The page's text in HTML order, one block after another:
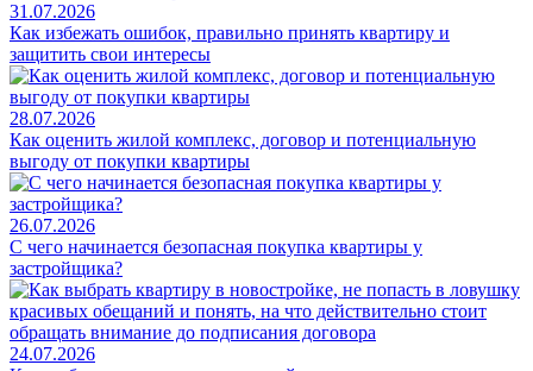
31.07.2026
Как избежать ошибок, правильно принять квартиру и
защитить свои интересы
28.07.2026
Как оценить жилой комплекс, договор и потенциальную
выгоду от покупки квартиры
26.07.2026
С чего начинается безопасная покупка квартиры у
застройщика?
24.07.2026